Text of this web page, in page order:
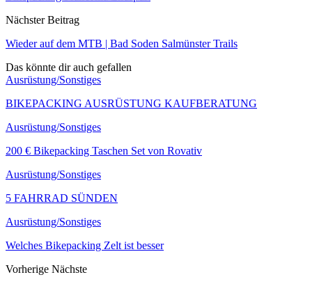
Nächster Beitrag
Wieder auf dem MTB | Bad Soden Salmünster Trails
Das könnte dir auch gefallen
Ausrüstung/Sonstiges
BIKEPACKING AUSRÜSTUNG KAUFBERATUNG
Ausrüstung/Sonstiges
200 € Bikepacking Taschen Set von Rovativ
Ausrüstung/Sonstiges
5 FAHRRAD SÜNDEN
Ausrüstung/Sonstiges
Welches Bikepacking Zelt ist besser
Vorherige Nächste